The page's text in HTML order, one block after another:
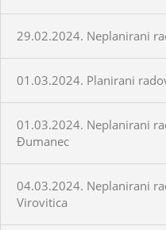
29.02.2024. Neplanirani
01.03.2024. Planirani
01.03.2024. Neplanirani
Đumanec
04.03.2024. Neplanirani
Virovitica